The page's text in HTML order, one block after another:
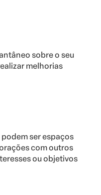
sobre o seu
melhorias
ser espaços
com outros
ou objetivos